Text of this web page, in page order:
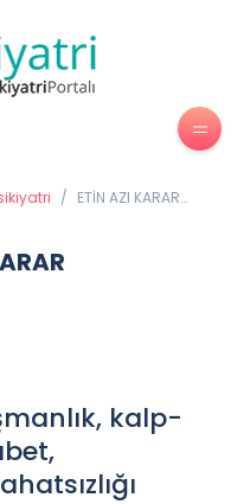
/ ETİN AZI KARAR
kalp-